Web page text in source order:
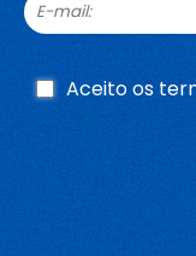
Aceito os